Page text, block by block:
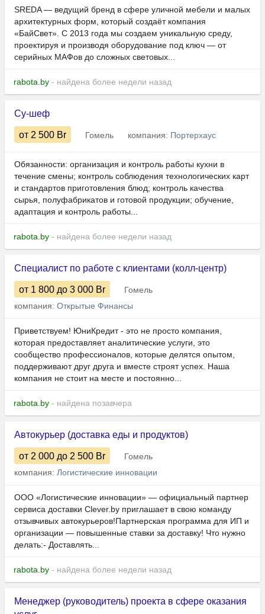
SREDA — ведущий бренд в сфере уличной мебели и малых
архитектурных форм, который создаёт компания
«БайСвет». С 2013 года мы создаем уникальную среду,
проектируя и производя оборудование под ключ — от
серийных МАФов до сложных световых...
rabota.by - найдена более недели назад
Су-шеф
от 2 500 Br Гомель компания: Портерхаус
Обязанности: организация и контроль работы кухни в
течение смены; контроль соблюдения технологических карт
и стандартов приготовления блюд; контроль качества
сырья, полуфабрикатов и готовой продукции; обучение,
адаптация и контроль работы...
rabota.by - найдена более недели назад
Специалист по работе с клиентами (колл-центр)
от 1 800 до 3 000 Br
Гомель
компания: Открытые Финансы
Приветствуем! ЮниКредит - это не просто компания,
которая предоставляет аналитические услуги, это
сообщество профессионалов, которые делятся опытом,
поддерживают друг друга и вместе строят успех. Наша
компания не стоит на месте и постоянно...
rabota.by - найдена позавчера
Автокурьер (доставка еды и продуктов)
от 2 000 до 2 500 Br
Гомель
компания: Логистические инновации
ООО «Логистические инновации» — официальный партнер
сервиса доставки Clever.by приглашает в свою команду
отзывчивых автокурьеров!Партнерская программа для ИП и
организации — повышенные ставки за доставку! Что нужно
делать:- Доставлять...
rabota.by - найдена более недели назад
Менеджер (руководитель) проекта в сфере оказания